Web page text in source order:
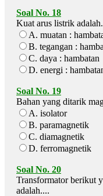
Soal No. 18
Kuat arus listrik
A. muatan :
B. tegangan :
C. daya : hambatan
D. energi :
Soal No. 19
Bahan yang ditarik
A. isolator
B. paramagnetik
C. diamagnetik
D. ferromagnetik
Soal No. 20
Transformator berikut
adalah....